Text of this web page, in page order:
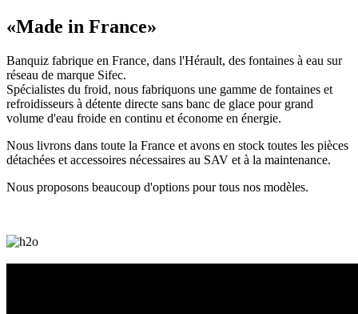
«Made in France»
Banquiz fabrique en France, dans l'Hérault, des fontaines à eau sur
réseau de marque Sifec.
Spécialistes du froid, nous fabriquons une gamme de fontaines et
refroidisseurs à détente directe sans banc de glace pour grand
volume d'eau froide en continu et économe en énergie.
Nous livrons dans toute la France et avons en stock toutes les pièces
détachées et accessoires nécessaires au SAV et à la maintenance.
Nous proposons beaucoup d'options pour tous nos modèles.